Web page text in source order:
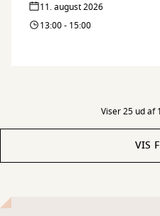
11. august 2026
13:00 - 15:00
Viser 25 ud af
VIS